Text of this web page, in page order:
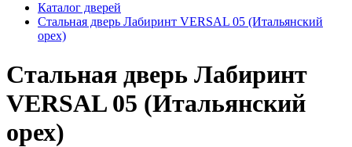
Каталог дверей
Стальная дверь Лабиринт VERSAL 05 (Итальянский
орех)
Стальная дверь Лабиринт
VERSAL 05 (Итальянский
орех)